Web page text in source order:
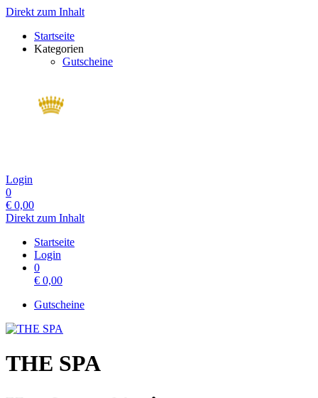
Direkt zum Inhalt
Startseite
Kategorien
Gutscheine
Login
0
€ 0,00
Direkt zum Inhalt
Startseite
Login
0
€ 0,00
Gutscheine
THE SPA